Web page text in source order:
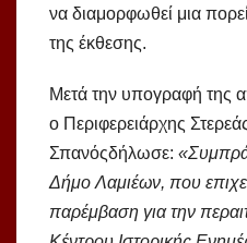
να διαμορφωθεί μια
της έκθεσης.
Μετά την υπογραφή της
ο Περιφερειάρχης
Σπανόςδήλωσε:
Δήμο Λαμιέων, που
παρέμβαση για την